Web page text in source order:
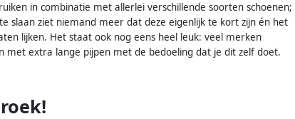
in combinatie met allerlei verschillende soorten schoenen;
slaan ziet niemand meer dat deze eigenlijk te kort zijn én het
lijken. Het staat ook nog eens heel leuk: veel merken
extra lange pijpen met de bedoeling dat je dit zelf doet.